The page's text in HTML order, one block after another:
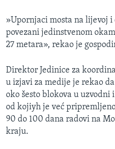
Jezici
»Upornjaci mosta na lijevoj i
povezani jedinstvenom
27 metara», rekao je
Direktor Jedinice za
u izjavi za medije je rekao
oko šesto blokova u uzvodni
od kojiyh je već
90 do 100 dana radovi na
kraju.